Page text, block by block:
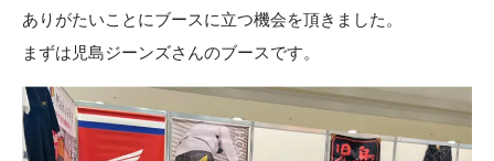
ありがたいことにブースに立つ機会を頂きました。
まずは児島ジーンズさんのブースです。